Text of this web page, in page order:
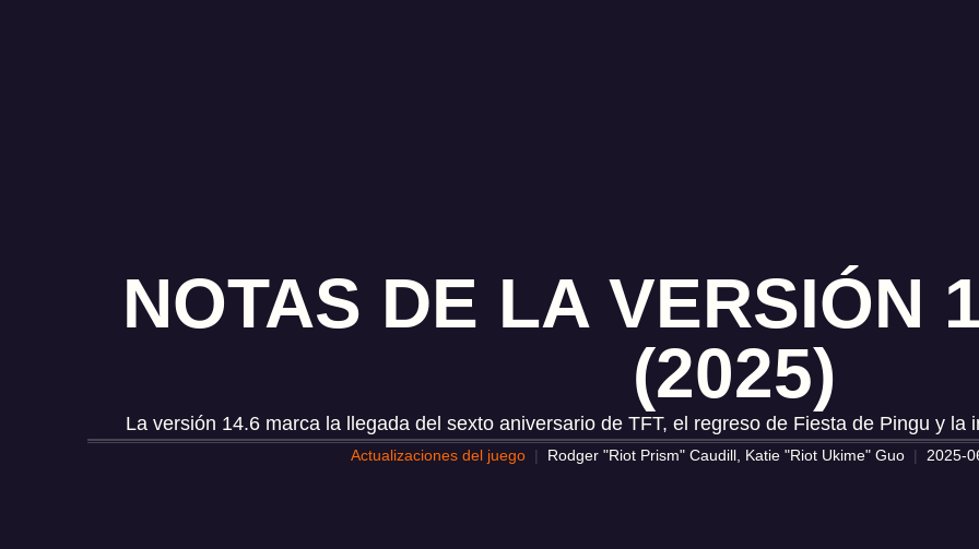
NOTAS DE LA VERSIÓN
(2025)
La versión 14.6 marca la llegada del sexto aniversario de TFT, el regreso de Fiesta de Pingu y
Actualizaciones del juego Rodger "Riot Prism" Caudill, Katie "Riot Ukime" Guo 2025-